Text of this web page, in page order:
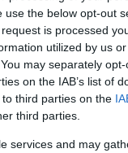
the below opt-out
is processed
utilized by us
may separately
on the IAB’s list of
third parties on the
third parties.
services and may
Ουσουάια της
5/26),
του Πράσινου
σύμφωνα